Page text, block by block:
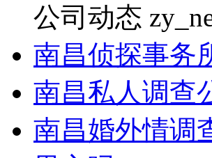
公司动态
南昌侦探事务
南昌私人调查
南昌婚外情调